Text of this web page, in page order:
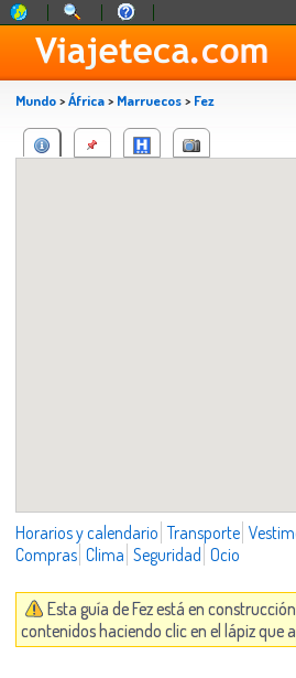
Mundo>África> Marruecos> Fez
Horarios y calendario Transporte
Compras Clima Seguridad Ocio
Esta guía de Fez está en
contenidos haciendo clic en el lápiz que